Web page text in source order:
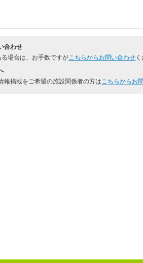
合わせ
場合は、お手数ですがこちらからお問い合わせ
報掲載をご希望の施設関係者の方はこちらからお